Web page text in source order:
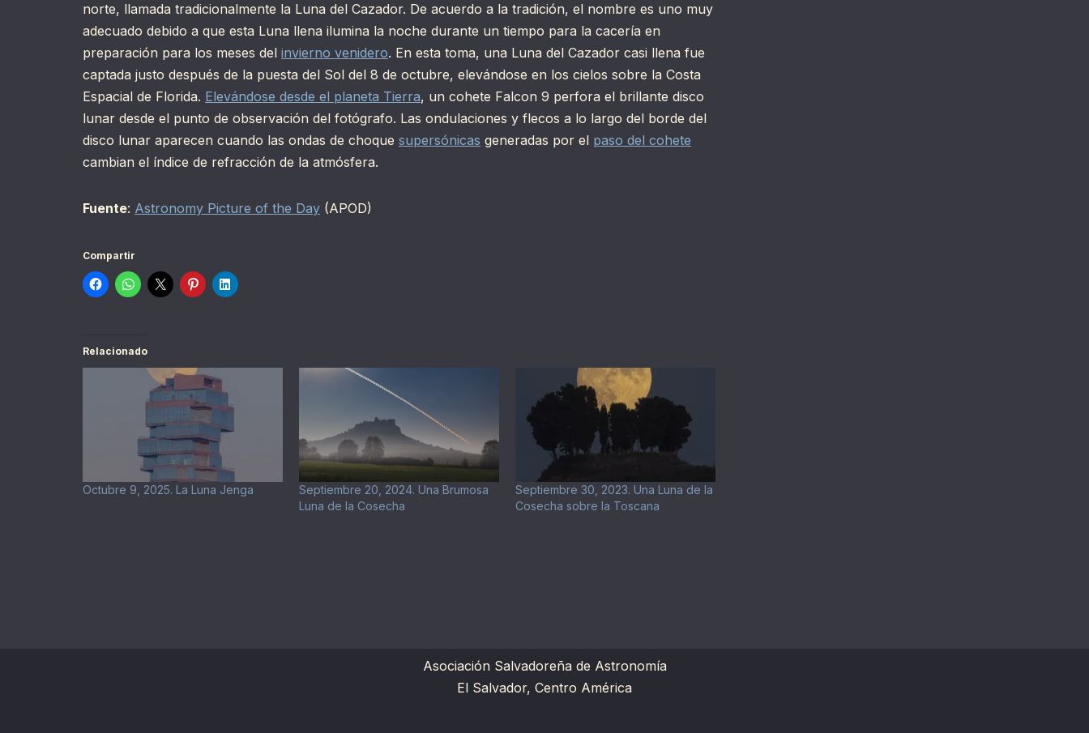
norte, llamada tradicionalmente la Luna del Cazador. De acuerdo a la tradición, el nombre es uno muy
adecuado debido a que esta Luna llena ilumina la noche durante un tiempo para la cacería en
preparación para los meses del invierno venidero. En esta toma, una Luna del Cazador casi llena fue
captada justo después de la puesta del Sol del 8 de octubre, elevándose en los cielos sobre la Costa
Espacial de Florida. Elevándose desde el planeta Tierra, un cohete Falcon 9 perfora el brillante disco
lunar desde el punto de observación del fotógrafo. Las ondulaciones y flecos a lo largo del borde del
disco lunar aparecen cuando las ondas de choque supersónicas generadas por el paso del cohete
cambian el índice de refracción de la atmósfera.
Fuente: Astronomy Picture of the Day (APOD)
Compartir
Relacionado
Octubre 9, 2025. La Luna Jenga
Septiembre 20, 2024. Una Brumosa
Luna de la Cosecha
Septiembre 30, 2023. Una Luna de la
Cosecha sobre la Toscana
Asociación Salvadoreña de Astronomía
El Salvador, Centro América